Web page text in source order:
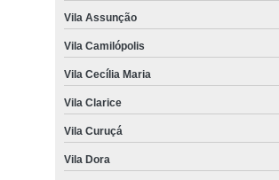
Vila Assunção
Vila Camilópolis
Vila Cecília Maria
Vila Clarice
Vila Curuçá
Vila Dora